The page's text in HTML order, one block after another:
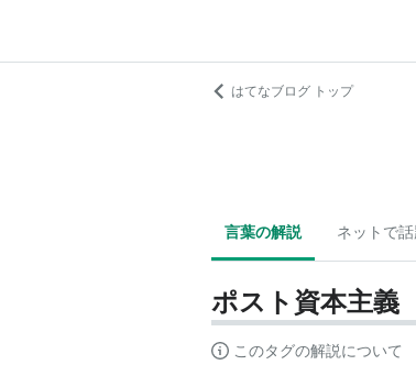
はてなブログ トップ
言葉の解説 ネットで話
ポスト資本主義
このタグの解説について